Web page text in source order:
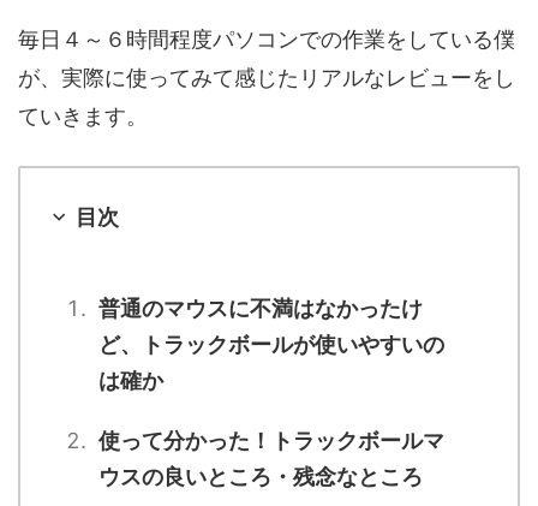
毎日４～６時間程度パソコンでの作業をしている僕
が、実際に使ってみて感じたリアルなレビューをし
ていきます。
目次
普通のマウスに不満はなかったけ
ど、トラックボールが使いやすいの
は確か
使って分かった！トラックボールマ
ウスの良いところ・残念なところ